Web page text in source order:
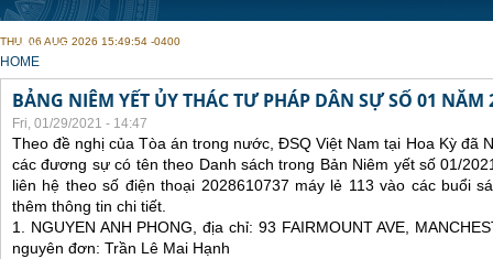
BUSINESS
THU, 06 AUG 2026 15:49:54 -0400
YOU ARE HERE
HOME
BẢNG NIÊM YẾT ỦY THÁC TƯ PHÁP DÂN SỰ SỐ 01 NĂM
Fri, 01/29/2021 - 14:47
Theo đề nghị của Tòa án trong nước, ĐSQ Việt Nam tại Hoa Kỳ đã
các đương sự có tên theo Danh sách trong Bản Niêm yết số 01/
liên hệ theo số điện thoại 2028610737 máy lẻ 113 vào các buổi
thêm thông tin chi tiết.
1. NGUYEN ANH PHONG, địa chỉ: 93 FAIRMOUNT AVE,
nguyên đơn: Trần Lê Mai Hạnh